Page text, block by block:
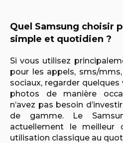
Quel Samsung choisir
simple et quotidien ?
Si vous utilisez
pour les appels, sms/
sociaux, regarder
photos de manière
n’avez pas besoin
de gamme. Le
actuellement le meilleur
utilisation classique au